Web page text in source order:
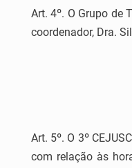
Art. 4º. O Grupo de
coordenador, Dra.
Art. 5º. O 3º
com relação às